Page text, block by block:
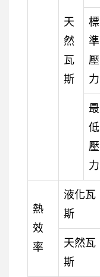
天
然
瓦
斯
標
準
壓
力
最
低
壓
力
熱
效
率
液化瓦
斯
天然瓦
斯